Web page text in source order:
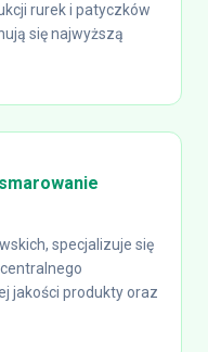
rurek i patyczków
się najwyższą
specjalizuje się
jakości produkty oraz